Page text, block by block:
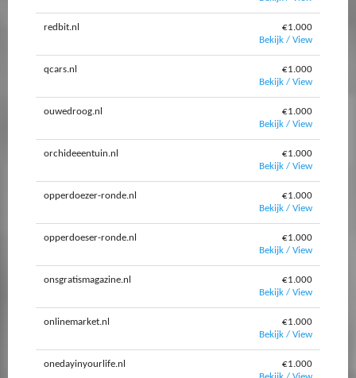
redbit.nl
€1.000
Bekijk / View
qcars.nl
€1.000
Bekijk / View
ouwedroog.nl
€1.000
Bekijk / View
orchideeentuin.nl
€1.000
Bekijk / View
opperdoezer-ronde.nl
€1.000
Bekijk / View
opperdoeser-ronde.nl
€1.000
Bekijk / View
onsgratismagazine.nl
€1.000
Bekijk / View
onlinemarket.nl
€1.000
Bekijk / View
onedayinyourlife.nl
€1.000